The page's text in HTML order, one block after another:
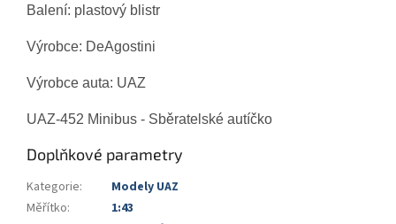
Balení: plastový blistr
Výrobce: DeAgostini
Výrobce auta: UAZ
UAZ-452 Minibus - Sběratelské autíčko
Doplňkové parametry
Kategorie:
Modely UAZ
Měřítko:
1:43